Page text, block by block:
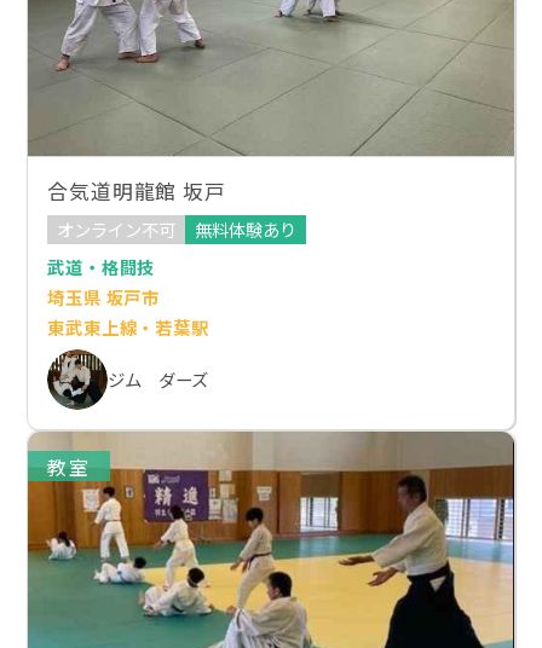
合気道明龍館 坂戸
オンライン不可
無料体験あり
武道・格闘技
埼玉県 坂戸市
東武東上線・若葉駅
ジム ダーズ
教室